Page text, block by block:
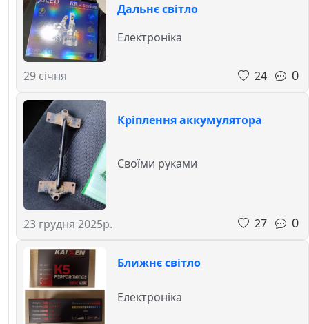
Дальнє світло
29 січня
Електроніка
24 0
Кріплення аккумулятора
23 грудня 2025р.
Своїми руками
27 0
Ближнє світло
Електроніка